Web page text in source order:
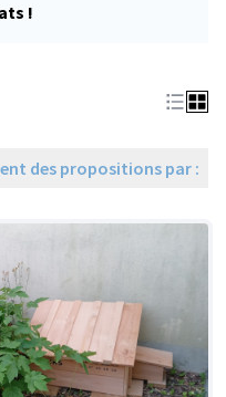
!
des propositions par :